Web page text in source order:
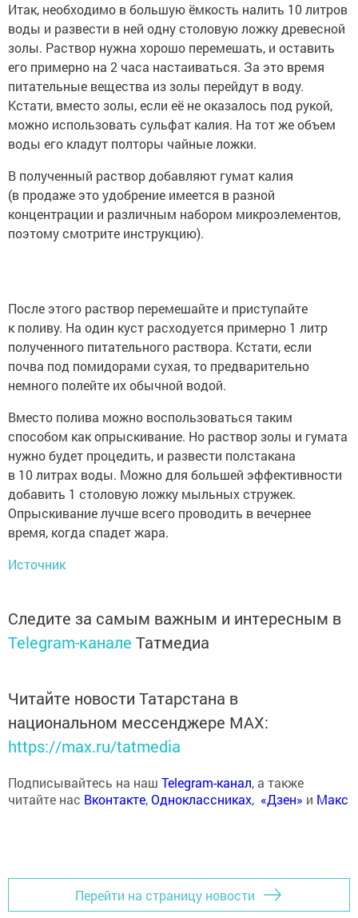
Итак, необходимо в большую ёмкость налить 10 литров
воды и развести в ней одну столовую ложку древесной
золы. Раствор нужна хорошо перемешать, и оставить
его примерно на 2 часа настаиваться. За это время
питательные вещества из золы перейдут в воду.
Кстати, вместо золы, если её не оказалось под рукой,
можно использовать сульфат калия. На тот же объем
воды его кладут полторы чайные ложки.
В полученный раствор добавляют гумат калия
(в продаже это удобрение имеется в разной
концентрации и различным набором микроэлементов,
поэтому смотрите инструкцию).
После этого раствор перемешайте и приступайте
к поливу. На один куст расходуется примерно 1 литр
полученного питательного раствора. Кстати, если
почва под помидорами сухая, то предварительно
немного полейте их обычной водой.
Вместо полива можно воспользоваться таким
способом как опрыскивание. Но раствор золы и гумата
нужно будет процедить, и развести полстакана
в 10 литрах воды. Можно для большей эффективности
добавить 1 столовую ложку мыльных стружек.
Опрыскивание лучше всего проводить в вечернее
время, когда спадет жара.
Источник
Следите за самым важным и интересным в
Telegram-канале Татмедиа
Читайте новости Татарстана в
национальном мессенджере MАХ:
https://max.ru/tatmedia
Подписывайтесь на наш Telegram-канал, а также
читайте нас Вконтакте,Одноклассниках, «Дзен» и Макс
Перейти на страницу новости